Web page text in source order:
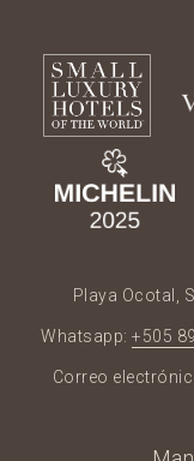
Playa Ocotal,
Whatsapp: +505
Correo